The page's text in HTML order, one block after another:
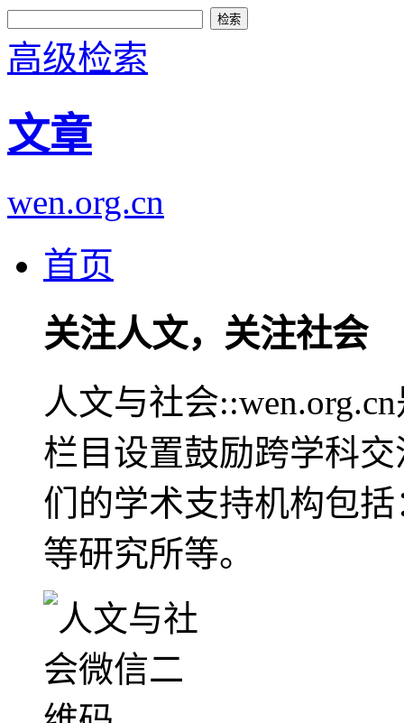
高级检索
文章
wen.org.cn
首页
关注人文，关注社会
人文与社会
栏目设置鼓励跨学科
们的学术支持机构包
等研究所等。